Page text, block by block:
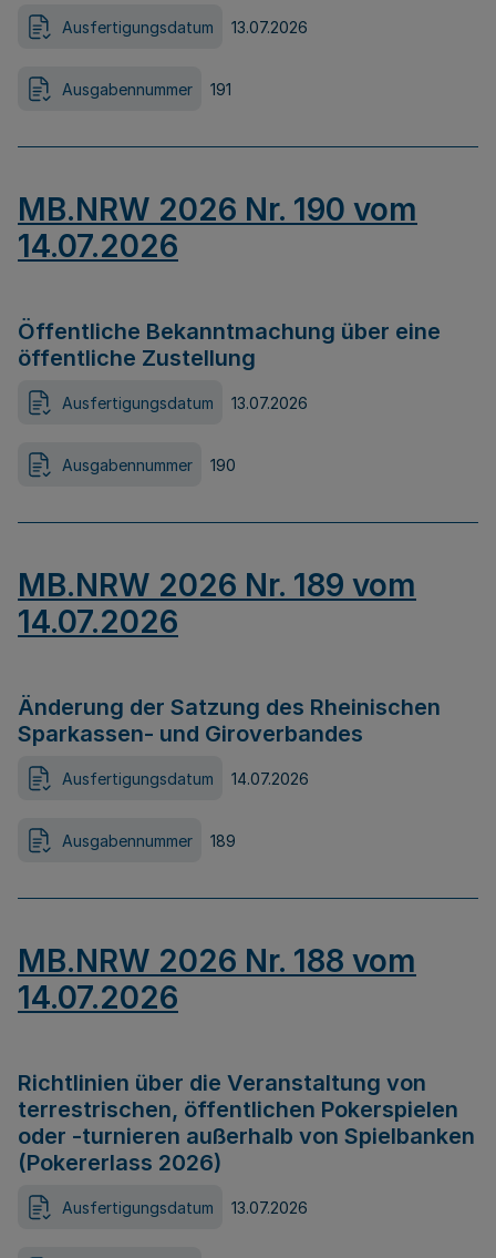
Ausfertigungsdatum 13.07.2026
Ausgabennummer 191
MB.NRW 2026 Nr. 190 vom
14.07.2026
Öffentliche Bekanntmachung über eine
öffentliche Zustellung
Ausfertigungsdatum 13.07.2026
Ausgabennummer 190
MB.NRW 2026 Nr. 189 vom
14.07.2026
Änderung der Satzung des Rheinischen
Sparkassen- und Giroverbandes
Ausfertigungsdatum 14.07.2026
Ausgabennummer 189
MB.NRW 2026 Nr. 188 vom
14.07.2026
Richtlinien über die Veranstaltung von
terrestrischen, öffentlichen Pokerspielen
oder -turnieren außerhalb von Spielbanken
(Pokererlass 2026)
Ausfertigungsdatum 13.07.2026